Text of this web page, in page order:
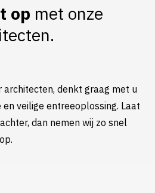
op met onze
architecten, denkt graag met u
veilige entreeoplossing. Laat
dan nemen wij zo snel